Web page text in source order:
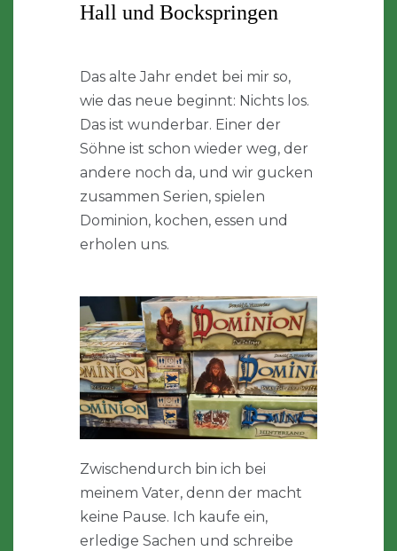
Hall und Bockspringen
Das alte Jahr endet bei mir so,
wie das neue beginnt: Nichts los.
Das ist wunderbar. Einer der
Söhne ist schon wieder weg, der
andere noch da, und wir gucken
zusammen Serien, spielen
Dominion, kochen, essen und
erholen uns.
Zwischendurch bin ich bei
meinem Vater, denn der macht
keine Pause. Ich kaufe ein,
erledige Sachen und schreibe